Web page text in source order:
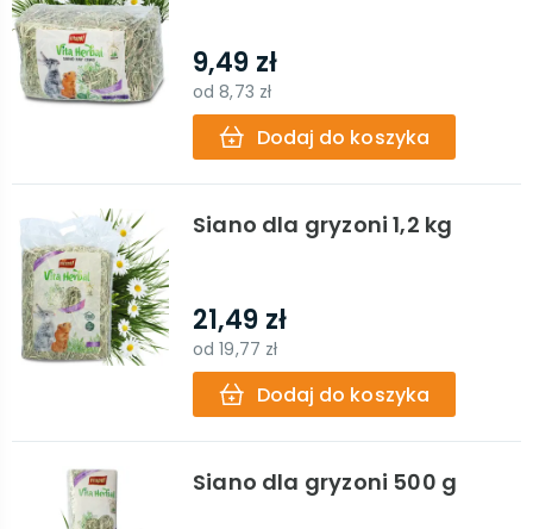
9,49 zł
od8,73 zł
Dodaj do koszyka
Siano dla gryzoni 1,2 kg
21,49 zł
od19,77 zł
Dodaj do koszyka
Siano dla gryzoni 500 g